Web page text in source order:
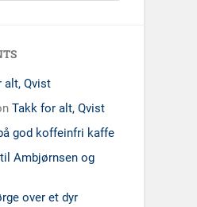
alt, Qvist
Takk for alt, Qvist
god koffeinfri kaffe
Ambjørnsen og
over et dyr